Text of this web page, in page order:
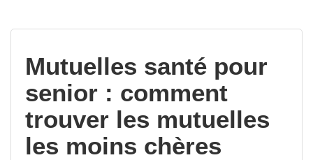
Mutuelles santé pour
senior : comment
trouver les mutuelles
les moins chères